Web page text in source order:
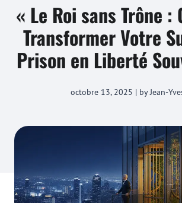
« Le Roi sans Trône :
Transformer Votre
Prison en Liberté
octobre 13, 2025 | by Jean-